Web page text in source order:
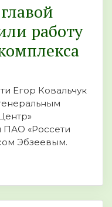
работу
Егор Ковальчук
ПАО «Россети
Эбзеевым.